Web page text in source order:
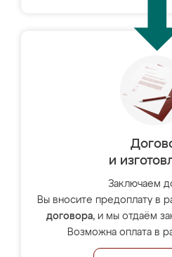
и
Заключаем
Вы вносите предоплату в
договора, и мы отдаём
Возможна оплата в